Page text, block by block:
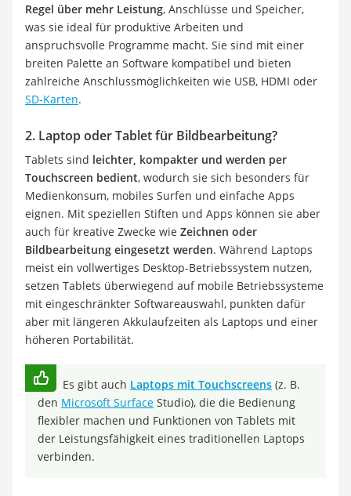
Regel über mehr Leistung, Anschlüsse und Speicher,
was sie ideal für produktive Arbeiten und
anspruchsvolle Programme macht. Sie sind mit einer
breiten Palette an Software kompatibel und bieten
zahlreiche Anschlussmöglichkeiten wie USB, HDMI oder
SD-Karten.
2. Laptop oder Tablet für Bildbearbeitung?
Tablets sind leichter, kompakter und werden per
Touchscreen bedient, wodurch sie sich besonders für
Medienkonsum, mobiles Surfen und einfache Apps
eignen. Mit speziellen Stiften und Apps können sie aber
auch für kreative Zwecke wie Zeichnen oder
Bildbearbeitung eingesetzt werden. Während Laptops
meist ein vollwertiges Desktop-Betriebssystem nutzen,
setzen Tablets überwiegend auf mobile Betriebssysteme
mit eingeschränkter Softwareauswahl, punkten dafür
aber mit längeren Akkulaufzeiten als Laptops und einer
höheren Portabilität.
Es gibt auch Laptops mit Touchscreens (z. B.
den Microsoft Surface Studio), die die Bedienung
flexibler machen und Funktionen von Tablets mit
der Leistungsfähigkeit eines traditionellen Laptops
verbinden.